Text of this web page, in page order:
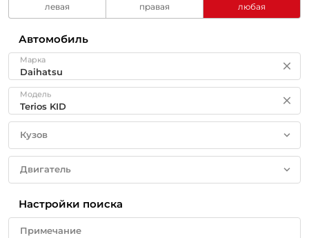
левая правая любая
Автомобиль
Марка
Модель
Кузов
Двигатель
Настройки поиска
Примечание